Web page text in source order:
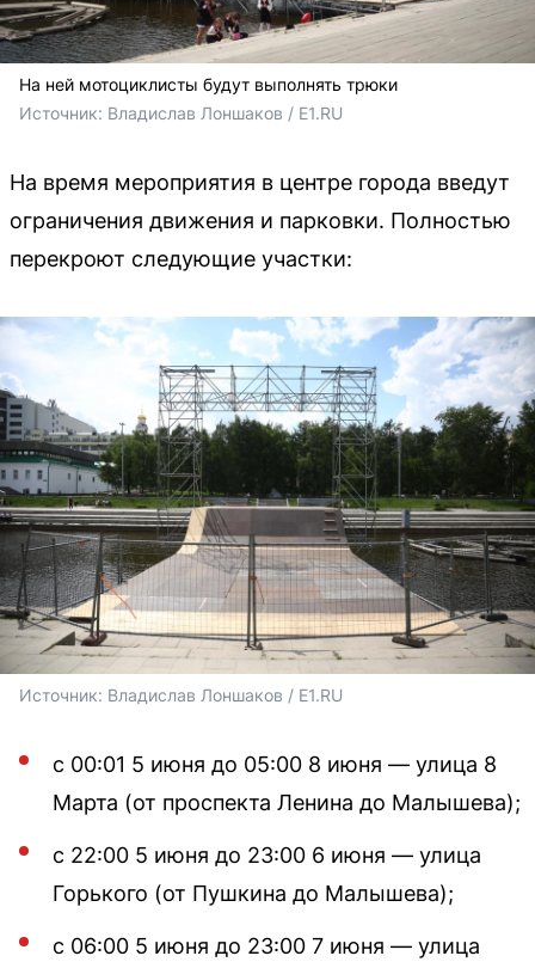
На ней мотоциклисты будут выполнять трюки
Источник: Владислав Лоншаков / E1.RU
На время мероприятия в центре города введут
ограничения движения и парковки. Полностью
перекроют следующие участки:
Источник: Владислав Лоншаков / E1.RU
с 00:01 5 июня до 05:00 8 июня — улица 8
Марта (от проспекта Ленина до Малышева);
с 22:00 5 июня до 23:00 6 июня — улица
Горького (от Пушкина до Малышева);
с 06:00 5 июня до 23:00 7 июня — улица